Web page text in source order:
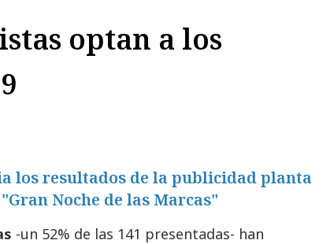
optan a los
los resultados de la publicidad planta
Noche de las Marcas"
-un 52% de las 141 presentadas- han